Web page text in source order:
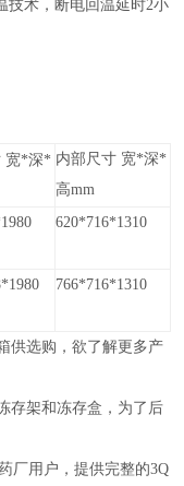
技术，断电回温延时2小
宽*深* 内部 尺寸 宽*深*
高mm
620*716*1310
766*716*1310
供选购，欲了解更多产
存架和冻存盒，为了后
厂用户，提供完整的3Q